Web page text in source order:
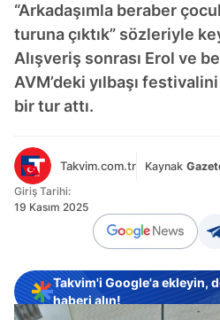
“Arkadaşımla beraber
turuna çıktık” sözleriyle
Alışveriş sonrası Erol ve
AVM’deki yılbaşı
bir tur attı.
Takvim.com.tr Kaynak
Giriş Tarihi:
19 Kasım 2025
Takvim'i Google'a ekleyin,
haberi alın!